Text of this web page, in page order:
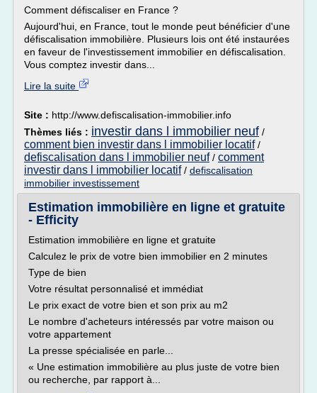
Comment défiscaliser en France ?
Aujourd'hui, en France, tout le monde peut bénéficier d'une
défiscalisation immobilière. Plusieurs lois ont été instaurées
en faveur de l'investissement immobilier en défiscalisation.
Vous comptez investir dans...
Lire la suite
Site : http://www.defiscalisation-immobilier.info
Thèmes liés : investir dans l immobilier neuf /
comment bien investir dans l immobilier locatif/
defiscalisation dans l immobilier neuf/ comment
investir dans l immobilier locatif/ defiscalisation
immobilier investissement
Estimation immobilière en ligne et gratuite
- Efficity
Estimation immobilière en ligne et gratuite
Calculez le prix de votre bien immobilier en 2 minutes
Type de bien
Votre résultat personnalisé et immédiat
Le prix exact de votre bien et son prix au m2
Le nombre d'acheteurs intéressés par votre maison ou
votre appartement
La presse spécialisée en parle...
« Une estimation immobilière au plus juste de votre bien
ou recherche, par rapport à...